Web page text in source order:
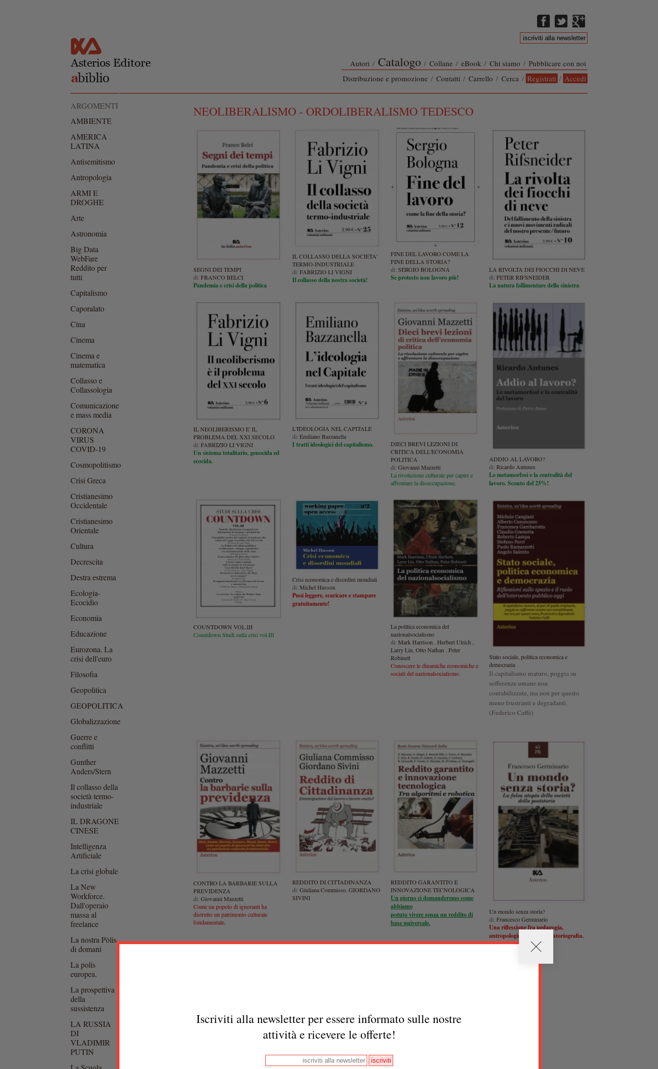
Iscriviti alla newsletter per essere informato sulle nostre
attività e ricevere le offerte!
Autori / Catalogo / Collane / eBook / Chi siamo / Pubblicare con noi
Distribuzione e promozione / Contatti / Carrello / Cerca / Registrati / Accedi
NEOLIBERALISMO - ORDOLIBERALISMO TEDESCO
SEGNI DEI TEMPI
di: FRANCO BELCI
Pandemia e crisi della politica
IL COLLASSO DELLA SOCIETA'
TERMO-INDUSTRIALE
di: FABRIZIO LI VIGNI
Il collasso della nostra società!
FINE DEL LAVORO COME LA
FINE DELLA STORIA?
di: SERGIO BOLOGNA
Se protesto non lavoro più!
LA RIVOLTA DEI FIOCCHI DI NEVE
di: PETER RIFSNEIDER
La natura fallimentare della sinistra
IL NEOLIBERISMO E' IL
PROBLEMA DEL XXI SECOLO
di: FABRIZIO LI VIGNI
Un sistema totalitario, genocida ed
ecocida.
L'IDEOLOGIA NEL CAPITALE
di: Emiliano Bazzanella
I tratti ideologici del capitalismo.
DIECI BREVI LEZIONI DI
CRITICA DELL'ECONOMIA
POLITICA
di: Giovanni Mazzetti
La rivoluzione culturale per capire e
affrontare la disoccupazione.
ADDIO AL LAVORO?
di: Ricardo Antunes
Le metamorfosi e la centralità del
lavoro. Sconto del 25%!
COUNTDOWN VOL.III
Countdown Studi sulla crisi vol.III
Crisi economica e disordini mondiali
di: Michel Husson
Puoi leggere, scaricare e stampare
gratuitamente!
La politica economica del
nazionalsocialismo
di: Mark Harrison Herbert Ulrich
Larry Liu Otto Nathan
Peter
Robinett
Conoscere le dinamiche economiche e
sociali del nazionalsocialismo.
Stato sociale, politica economica e
democrazia
Il capitalismo maturo, poggia su
sofferenze umane non
contabilizzate, ma non per questo
meno frustranti e degradanti.
(Federico Caffè)
CONTRO LA BARBARIE SULLA
PREVIDENZA
di: Giovanni Mazzetti
Come un popolo di ignoranti ha
distrutto un patrimonio culturale
fondamentale.
REDDITO DI CITTADINANZA
di: Giuliana Commisso, GIORDANO
SIVINI
REDDITO GARANTITO E
INNOVAZIONE TECNOLOGICA
Un giorno ci domanderemo come
abbiamo
potuto vivere senza un reddito di
base universale.
Un mondo senza storia?
di: Francesco Germinario
Una riflessione fra pedagogia,
antropologia, sociologia e storiografia.
ARGOMENTI
AMBIENTE
AMERICA
LATINA
Antisemitismo
Antropologia
ARMI E
DROGHE
Arte
Astronomia
Big Data
WebFare
Reddito per
tutti
Capitalismo
Caporalato
Cina
Cinema
Cinema e
matematica
Collasso e
Collassologia
Comunicazione
e mass media
CORONA
VIRUS
COVID-19
Cosmopolitismo
Crisi Greca
Cristianesimo
Occidentale
Cristianesimo
Orientale
Cultura
Decrescita
Destra estrema
Ecologia-
Ecocidio
Economia
Educazione
Eurozona. La
crisi dell'euro
Filosofia
Geopolitica
GEOPOLITICA
Globalizzazione
Guerre e
conflitti
Gunther
Anders/Stern
Il collasso della
società termo-
industriale
IL DRAGONE
CINESE
Intelligenza
Artificiale
La crisi globale
La New
Workforce.
Dall'operaio
massa al
freelance
La nostra Pòlis
di domani
La polis
europea.
La prospettiva
della
sussistenza
LA RUSSIA
DI
VLADIMIR
PUTIN